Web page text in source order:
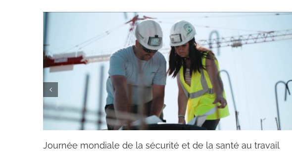
Journée mondiale de la sécurité et de la santé au travail